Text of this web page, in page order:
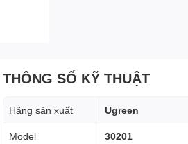
THÔNG SỐ KỸ THUẬT
Hãng sản xuất Ugreen
Model 30201